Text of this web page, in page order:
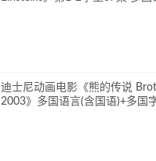
迪士尼动画电影《熊的传说
2003》多国语言(含国语)+多国